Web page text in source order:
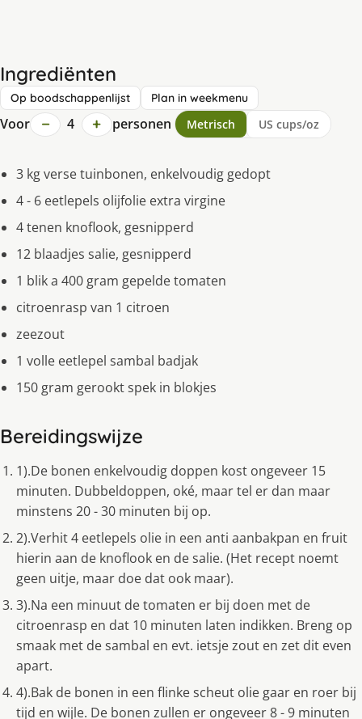
Ingrediënten
Op boodschappenlijst Plan in weekmenu
Voor − 4 + personen Metrisch US cups/oz
3 kg verse tuinbonen, enkelvoudig gedopt
4 - 6 eetlepels olijfolie extra virgine
4 tenen knoflook, gesnipperd
12 blaadjes salie, gesnipperd
1 blik a 400 gram gepelde tomaten
citroenrasp van 1 citroen
zeezout
1 volle eetlepel sambal badjak
150 gram gerookt spek in blokjes
Bereidingswijze
1).De bonen enkelvoudig doppen kost ongeveer 15
minuten. Dubbeldoppen, oké, maar tel er dan maar
minstens 20 - 30 minuten bij op.
2).Verhit 4 eetlepels olie in een anti aanbakpan en fruit
hierin aan de knoflook en de salie. (Het recept noemt
geen uitje, maar doe dat ook maar).
3).Na een minuut de tomaten er bij doen met de
citroenrasp en dat 10 minuten laten indikken. Breng op
smaak met de sambal en evt. ietsje zout en zet dit even
apart.
4).Bak de bonen in een flinke scheut olie gaar en roer bij
tijd en wijle. De bonen zullen er ongeveer 8 - 9 minuten